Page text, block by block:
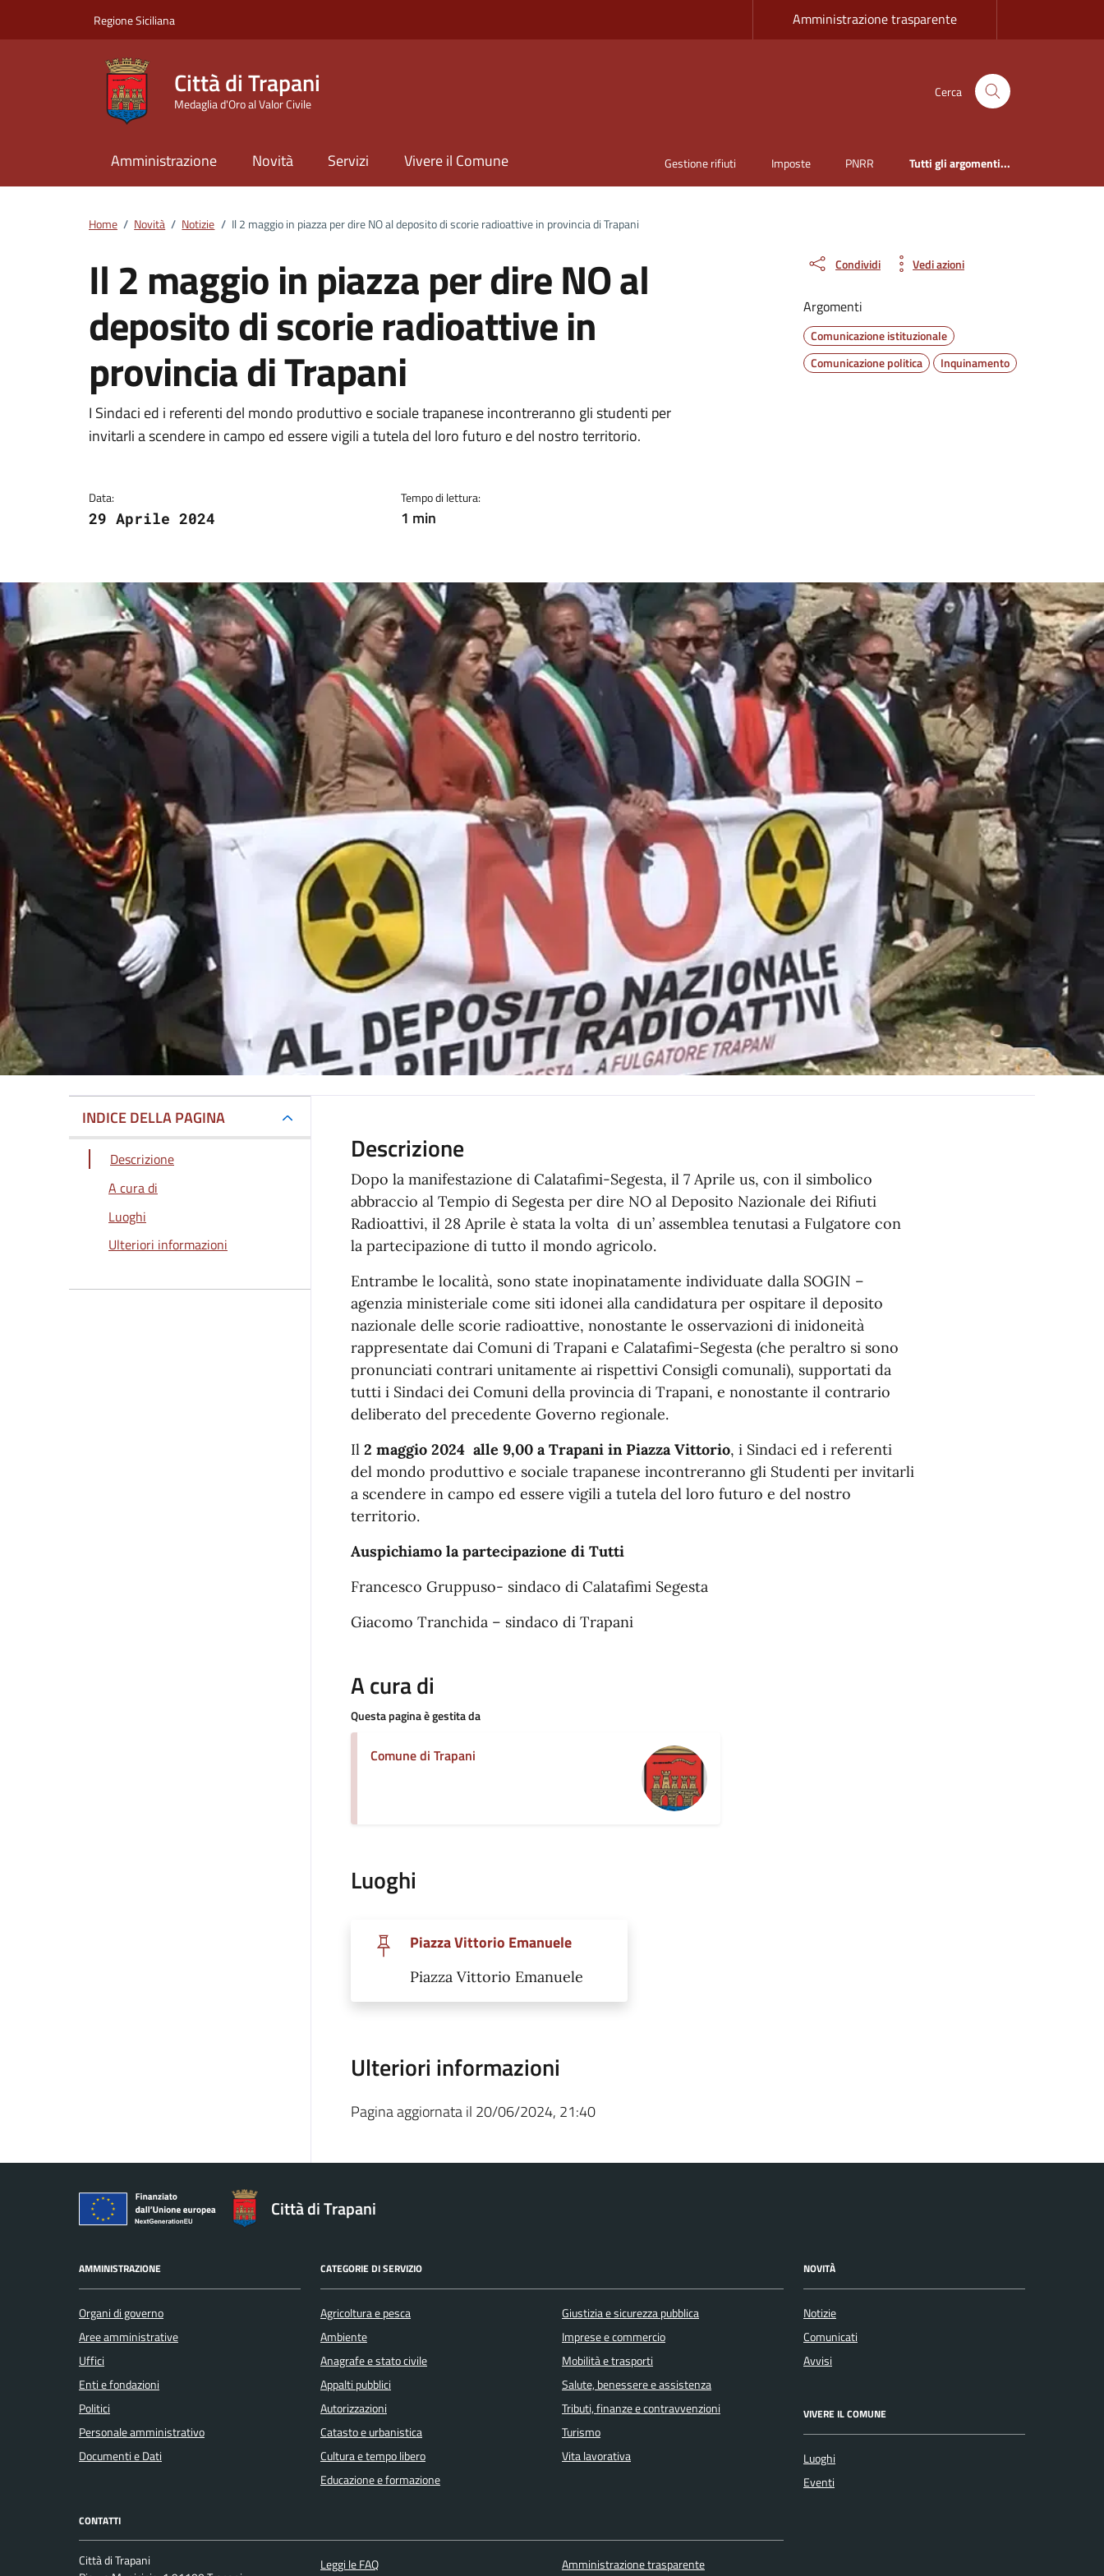
Regione Siciliana Amministrazione trasparente
Città di Trapani
Medaglia d'Oro al Valor Civile
Cerca
Amministrazione Novità Servizi Vivere il Comune Gestione rifiuti Imposte PNRR Tutti gli argomenti...
Home / Novità / Notizie / Il 2 maggio in piazza per dire NO al deposito di scorie radioattive in provincia di Trapani
Il 2 maggio in piazza per dire NO al
deposito di scorie radioattive in
provincia di Trapani
Dettagli della notizia
I Sindaci ed i referenti del mondo produttivo e sociale trapanese incontreranno gli studenti per
invitarli a scendere in campo ed essere vigili a tutela del loro futuro e del nostro territorio.
Data:
29 Aprile 2024
Tempo di lettura:
1 min
Condividi Vedi azioni
Argomenti
Comunicazione istituzionale
Comunicazione politica
Inquinamento
INDICE DELLA PAGINA
Descrizione
A cura di
Luoghi
Ulteriori informazioni
Descrizione
Dopo la manifestazione di Calatafimi-Segesta, il 7 Aprile us, con il simbolico
abbraccio al Tempio di Segesta per dire NO al Deposito Nazionale dei Rifiuti
Radioattivi, il 28 Aprile è stata la volta di un’ assemblea tenutasi a Fulgatore con
la partecipazione di tutto il mondo agricolo.
Entrambe le località, sono state inopinatamente individuate dalla SOGIN –
agenzia ministeriale come siti idonei alla candidatura per ospitare il deposito
nazionale delle scorie radioattive, nonostante le osservazioni di inidoneità
rappresentate dai Comuni di Trapani e Calatafimi-Segesta (che peraltro si sono
pronunciati contrari unitamente ai rispettivi Consigli comunali), supportati da
tutti i Sindaci dei Comuni della provincia di Trapani, e nonostante il contrario
deliberato del precedente Governo regionale.
Il 2 maggio 2024 alle 9,00 a Trapani in Piazza Vittorio, i Sindaci ed i referenti
del mondo produttivo e sociale trapanese incontreranno gli Studenti per invitarli
a scendere in campo ed essere vigili a tutela del loro futuro e del nostro
territorio.
Auspichiamo la partecipazione di Tutti
Francesco Gruppuso- sindaco di Calatafimi Segesta
Giacomo Tranchida – sindaco di Trapani
A cura di
Questa pagina è gestita da
Comune di Trapani
Luoghi
Piazza Vittorio Emanuele
Piazza Vittorio Emanuele
Ulteriori informazioni
Pagina aggiornata il 20/06/2024, 21:40
Città di Trapani
AMMINISTRAZIONE
Organi di governo
Aree amministrative
Uffici
Enti e fondazioni
Politici
Personale amministrativo
Documenti e Dati
CATEGORIE DI SERVIZIO
Agricoltura e pesca
Ambiente
Anagrafe e stato civile
Appalti pubblici
Autorizzazioni
Catasto e urbanistica
Cultura e tempo libero
Educazione e formazione
Giustizia e sicurezza pubblica
Imprese e commercio
Mobilità e trasporti
Salute, benessere e assistenza
Tributi, finanze e contravvenzioni
Turismo
Vita lavorativa
NOVITÀ
Notizie
Comunicati
Avvisi
VIVERE IL COMUNE
Luoghi
Eventi
CONTATTI
Città di Trapani
Leggi le FAQ Amministrazione trasparente